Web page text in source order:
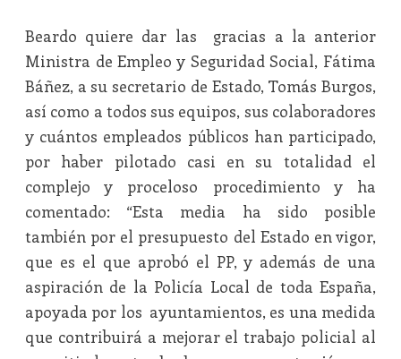
Beardo quiere dar las gracias a la anterior
Ministra de Empleo y Seguridad Social, Fátima
Báñez, a su secretario de Estado, Tomás Burgos,
así como a todos sus equipos, sus colaboradores
y cuántos empleados públicos han participado,
por haber pilotado casi en su totalidad el
complejo y proceloso procedimiento y ha
comentado: “Esta media ha sido posible
también por el presupuesto del Estado en vigor,
que es el que aprobó el PP, y además de una
aspiración de la Policía Local de toda España,
apoyada por los ayuntamientos, es una medida
que contribuirá a mejorar el trabajo policial al